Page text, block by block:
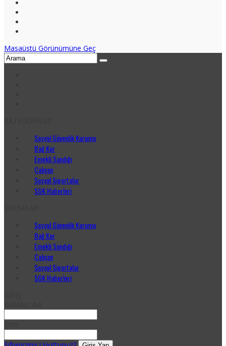
Masaüstü Görünümüne Geç
Sosyal Güvenlik Kurumu
Bağ Kur
Emekli Sandığı
Çalışan
Sosyal Sigortalar
SGK Haberleri
Sosyal Güvenlik Kurumu
Bağ Kur
Emekli Sandığı
Çalışan
Sosyal Sigortalar
SGK Haberleri